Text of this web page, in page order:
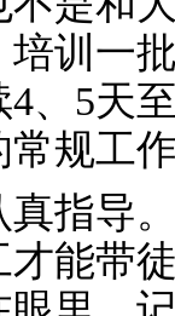
培训一
、5天
常规工
导。
能带